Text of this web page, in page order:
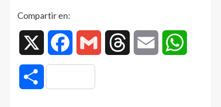
Compartir en:
Facebook Gmail Threads Email
Compartir